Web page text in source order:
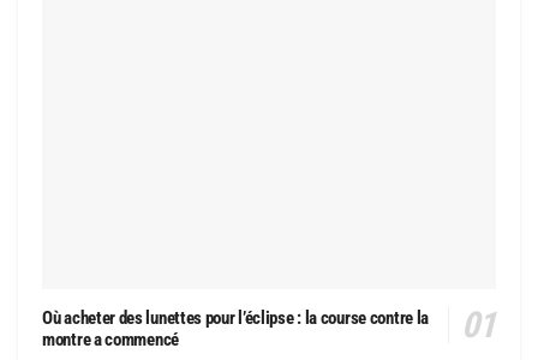
Où acheter des lunettes pour l’éclipse : la course contre la
montre a commencé